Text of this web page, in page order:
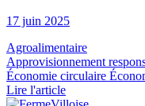
17 juin 2025
Agroalimentaire
Approvisionnement
Économie circulaire
Lire l'article